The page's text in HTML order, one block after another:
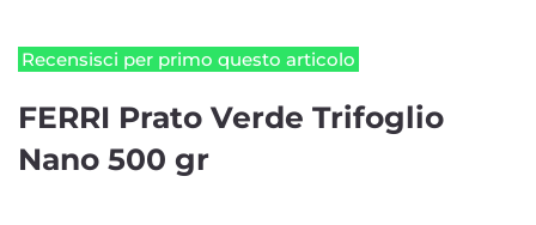
Recensisci per primo questo articolo
FERRI Prato Verde Trifoglio
Nano 500 gr